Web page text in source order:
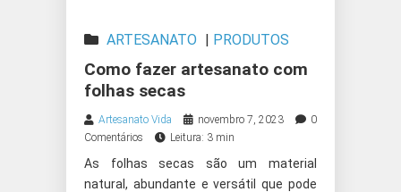
ARTESANATO | PRODUTOS
ARTESANAIS |UTILIDADES
Como fazer artesanato com
folhas secas
Artesanato Vida novembro 7, 2023
0
Comentários
Leitura: 3 min
As folhas secas são um material
natural, abundante e versátil que pode